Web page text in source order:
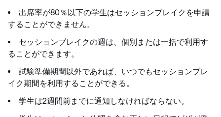
出席率が80％以下の学生はセッションブレイクを申請
することができません。
セッションブレイクの週は、個別または一括で利用す
ることができます。
試験準備期間以外であれば、いつでもセッションブレ
イク期間を利用することができる。
学生は2週間前までに通知しなければならない。